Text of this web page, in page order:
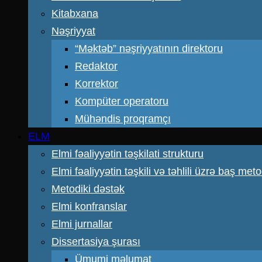
Kitabxana
Nəşriyyat
“Məktəb” nəşriyyatının direktoru
Redaktor
Korrektor
Kompüter operatoru
Mühəndis proqramçı
ELM
Elmi fəaliyyətin təşkilati strukturu
Elmi fəaliyyətin təşkili və təhlili üzrə baş
Metodiki dəstək
Elmi konfranslar
Elmi jurnallar
Dissertasiya şurası
Ümumi məlumat